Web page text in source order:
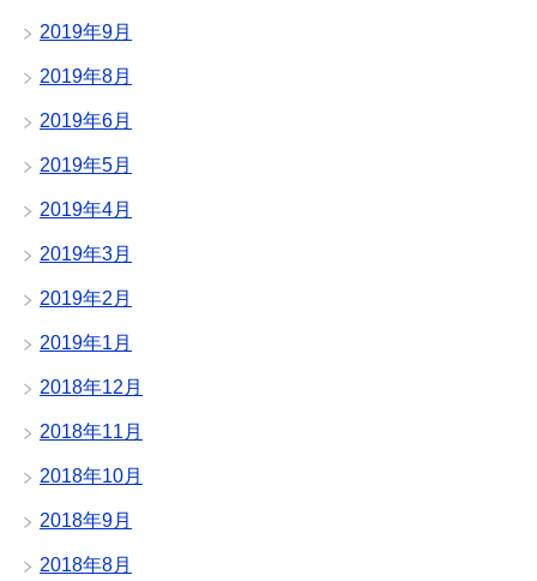
2019年9月
2019年8月
2019年6月
2019年5月
2019年4月
2019年3月
2019年2月
2019年1月
2018年12月
2018年11月
2018年10月
2018年9月
2018年8月